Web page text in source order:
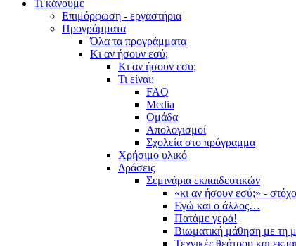
Τι κάνουμε
Επιμόρφωση - εργαστήρια
Προγράμματα
Όλα τα προγράμματα
Κι αν ήσουν εσύ;
Κι αν ήσουν εσυ;
Τι είναι;
FAQ
Media
Ομάδα
Απολογισμοί
Σχολεία στο πρόγραμμα
Χρήσιμο υλικό
Δράσεις
Σεμινάρια εκπαιδευτικών
«κι αν ήσουν εσύ;» -
Εγώ και ο άλλος…
Πατάμε γερά!
Βιωματική μάθηση με τη
Τεχνικές θεάτρου και